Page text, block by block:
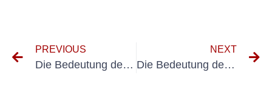
PREVIOUS
Die Bedeutung der UVV-Prüfung DGUV 70 für die Arbeitssicherheit verstehen
NEXT
Die Bedeutung der UVV-Prüfung gemäß DGUV Vorschrift 70 verstehen